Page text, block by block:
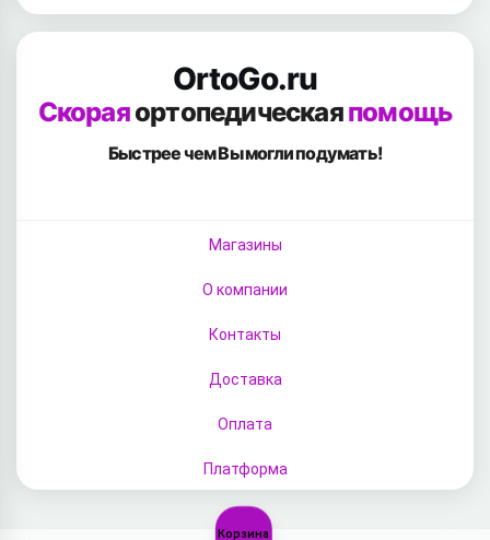
Корзина
OrtoGo.ru
Скораяортопедическаяпомощь
Быстрее чем Вымогли подумать!
Магазины
О компании
Контакты
Доставка
Оплата
Платформа